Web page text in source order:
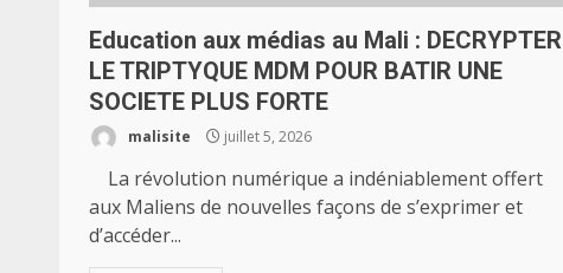
Education aux médias au Mali : DECRYPTER
LE TRIPTYQUE MDM POUR BATIR UNE
SOCIETE PLUS FORTE
malisite juillet 5, 2026
La révolution numérique a indéniablement offert
aux Maliens de nouvelles façons de s’exprimer et
d’accéder...